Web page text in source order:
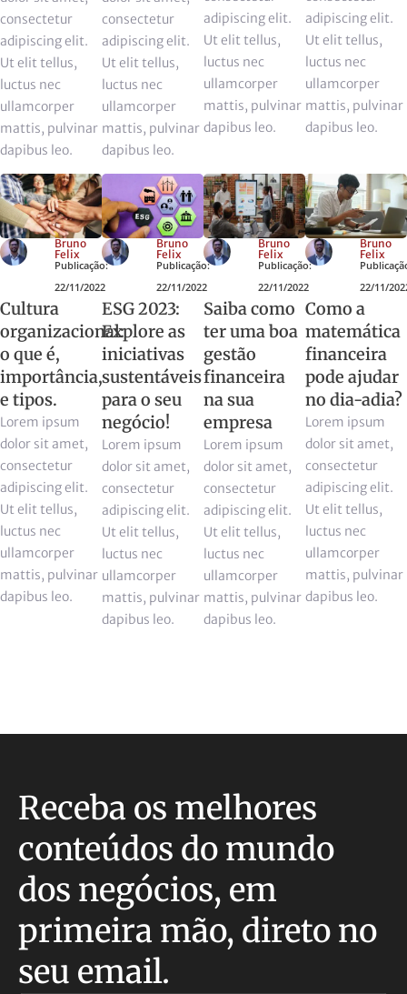
consectetur
adipiscing elit.
Ut elit tellus,
luctus nec
ullamcorper
mattis, pulvinar
dapibus leo.
consectetur
adipiscing elit.
Ut elit tellus,
luctus nec
ullamcorper
mattis, pulvinar
dapibus leo.
adipiscing elit.
Ut elit tellus,
luctus nec
ullamcorper
mattis, pulvinar
dapibus leo.
adipiscing elit.
Ut elit tellus,
luctus nec
ullamcorper
mattis, pulvinar
dapibus leo.
Bruno
Felix
Publicação:
22/11/2022
Cultura
organizacional:
o que é,
importância,
e tipos.
Lorem ipsum
dolor sit amet,
consectetur
adipiscing elit.
Ut elit tellus,
luctus nec
ullamcorper
mattis, pulvinar
dapibus leo.
Bruno
Felix
Publicação:
22/11/2022
ESG 2023:
Explore as
iniciativas
sustentáveis
para o seu
negócio!
Lorem ipsum
dolor sit amet,
consectetur
adipiscing elit.
Ut elit tellus,
luctus nec
ullamcorper
mattis, pulvinar
dapibus leo.
Bruno
Felix
Publicação:
22/11/2022
Saiba como
ter uma boa
gestão
financeira
na sua
empresa
Lorem ipsum
dolor sit amet,
consectetur
adipiscing elit.
Ut elit tellus,
luctus nec
ullamcorper
mattis, pulvinar
dapibus leo.
Bruno
Felix
22/11/
Como a
matemática
financeira
pode ajudar
no dia-adia?
Lorem ipsum
dolor sit amet,
consectetur
adipiscing elit.
Ut elit tellus,
luctus nec
ullamcorper
mattis, pulvinar
dapibus leo.
Receba os melhores
conteúdos do mundo
dos negócios, em
primeira mão, direto no
seu email.